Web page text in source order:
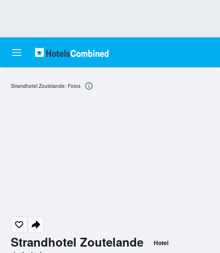
Strandhotel Zoutelande Hotel
Strandhotel Zoutelande: Fotos